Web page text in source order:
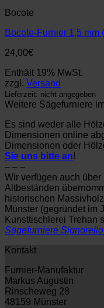
Bocote
Bocote-Furnier 1,5 mm
24,00€
Enthält 19% MwSt.
zzgl. Versand
Lieferzeit: nicht angegeben
Weitere Sägefurniere
Es sind weder alle
Dimensionen online
Dimensionen oder
Sie uns bitte an!
– – –
Wir verfügen auch
Altbeständen
historischen
Münster (gegründet im
Kunsttischlerei Trehan
Sägefurniere
Kontakt
Furnier-Manufaktur
Markus Augustin
Rinscheweg 28
48159 Münster